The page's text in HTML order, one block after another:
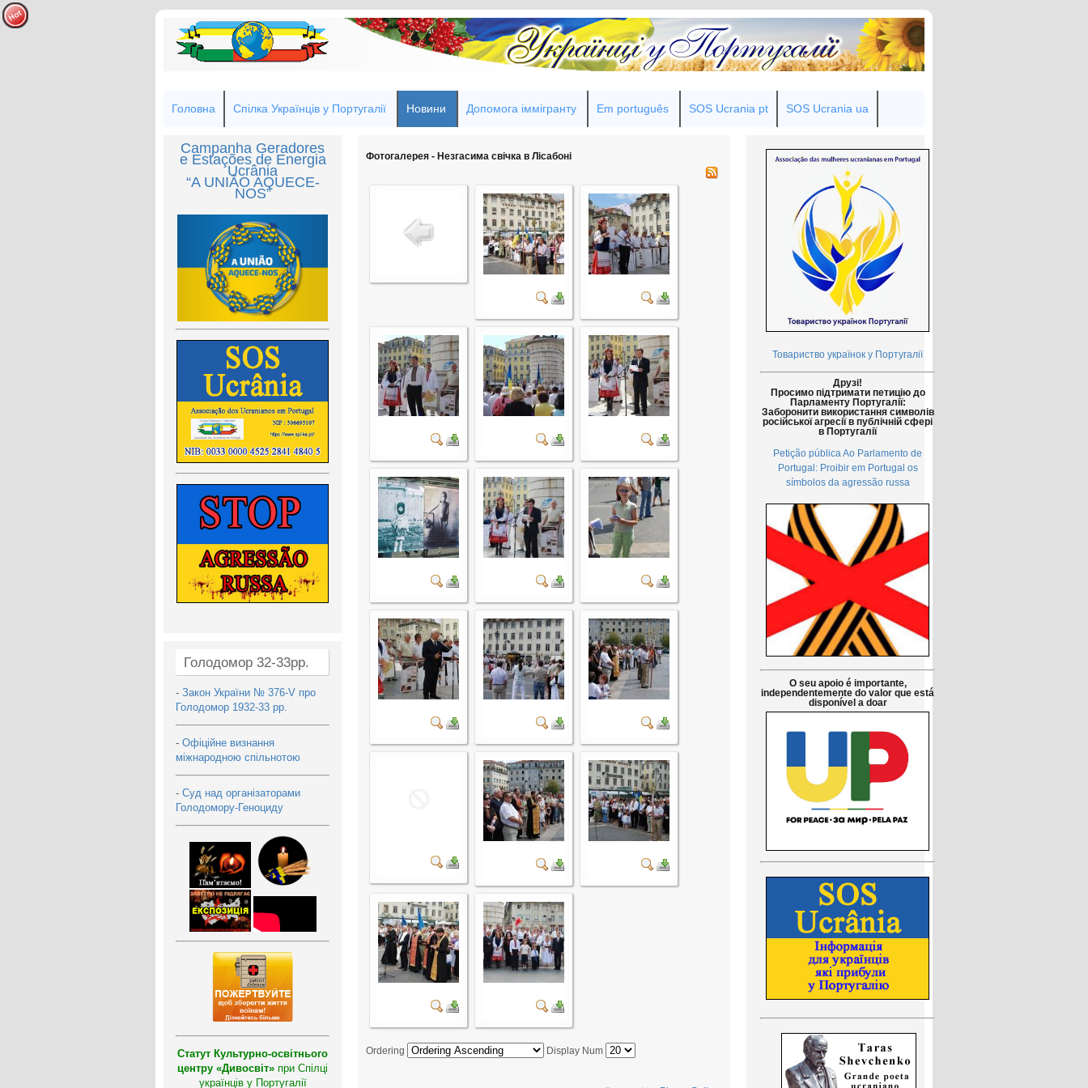
Головна Спілка Українців у Португалії Новини Допомога іммігранту Em português SOS Ucrania pt SOS Ucrania ua
Campanha Geradores
e Estações de Energia
Ucrânia
“A UNIÃO AQUECE-
NOS”
Голодомор 32-33рр.
- Закон України № 376-V про
Голодомор 1932-33 рр.
- Офіційне визнання
міжнародною спільнотою
- Суд над організаторами
Голодомору-Геноциду
Статут Культурно-освітнього
центру «Дивосвіт» при Спілці
українців у Португалії
Фотогалерея - Незгасима свічка в Лісабоні
Ordering Display Num
Товариство українок у Португалії
Друзі!
Просимо підтримати петицію до
Парламенту Португалії:
Заборонити використання символів
російської агресії в публічній сфері
в Португалії
Petição pública Ao Parlamento de
Portugal: Proibir em Portugal os
símbolos da agressão russa
O seu apoio é importante,
independentemente do valor que está
disponível a doar